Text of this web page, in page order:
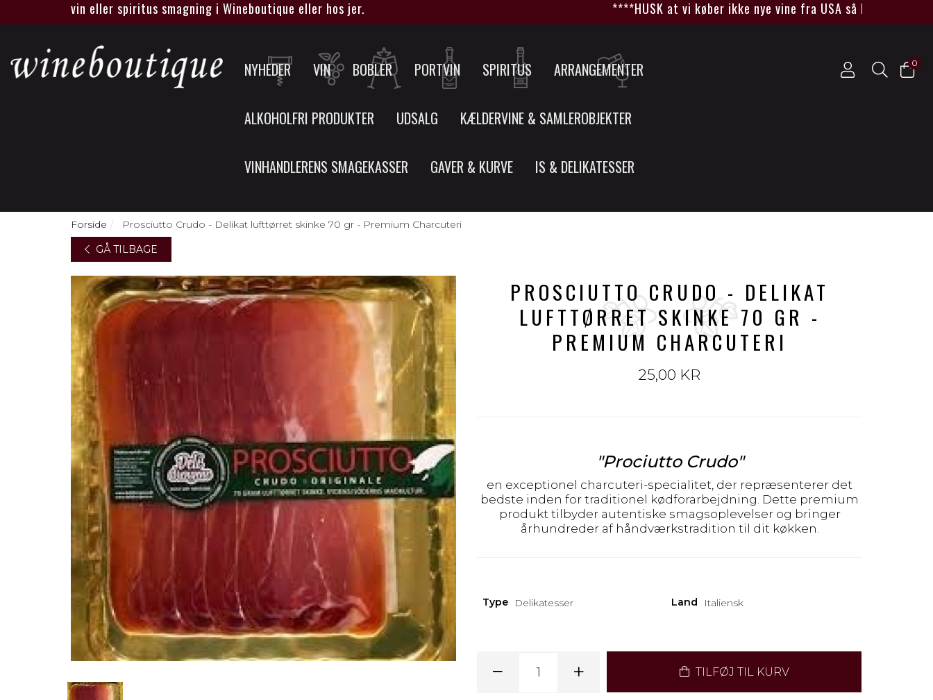
egen vin eller spiritus smagning i Wineboutique eller hos jer. ****HUSK at vi køber ikke nye vine fra USA så længe Trump
NYHEDER VIN BOBLER PORTVIN SPIRITUS ARRANGEMENTER
ALKOHOLFRI PRODUKTER UDSALG KÆLDERVINE & SAMLEROBJEKTER
VINHANDLERENS SMAGEKASSER GAVER & KURVE IS & DELIKATESSER
0
Forside
Prosciutto Crudo - Delikat lufttørret skinke 70 gr - Premium Charcuteri
GÅ TILBAGE
PROSCIUTTO CRUDO - DELIKAT
LUFTTØRRET SKINKE 70 GR -
PREMIUM CHARCUTERI
25,00 KR
"Prociutto Crudo"
en exceptionel charcuteri-specialitet, der repræsenterer det
bedste inden for traditionel kødforarbejdning. Dette premium
produkt tilbyder autentiske smagsoplevelser og bringer
århundreder af håndværkstradition til dit køkken.
Type Delikatesser Land Italiensk
TILFØJ TIL KURV